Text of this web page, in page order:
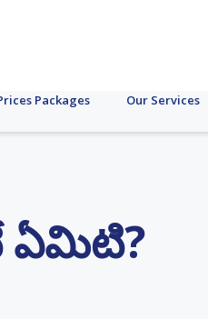
Packages Our Services
ఏమిటి?